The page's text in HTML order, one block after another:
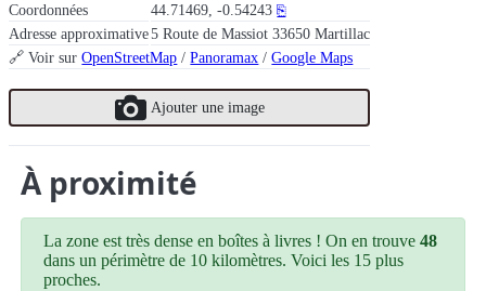
Coordonnées
44.71469, -0.54243 ⎘
Adresse approximative5 Route de Massiot 33650 Martillac
🔗 Voir surOpenStreetMap /Panoramax /Google Maps
Ajouter une image
À proximité
La zone est très dense en boîtes à livres ! On en trouve48
dans un périmètre de 10 kilomètres. Voici les 15 plus
proches.